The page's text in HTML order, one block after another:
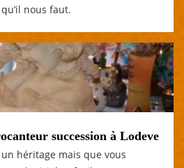
nous faut.
succession à Lodeve
héritage mais que vous